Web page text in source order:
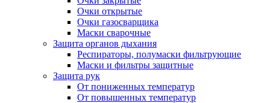
Очки открытые
Очки газосварщика
Маски сварочные
Защита органов дыхания
Респираторы, полумаски фильтрующие
Маски и фильтры защитные
Защита рук
От пониженных температур
От повышенных температур